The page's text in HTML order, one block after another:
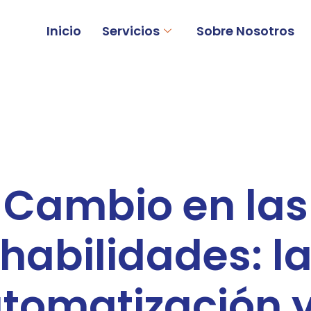
Inicio Servicios Sobre Nosotros
Cambio en las
la